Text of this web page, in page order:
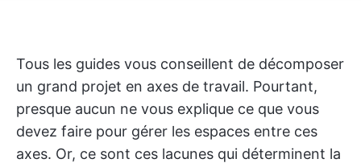
Tous les guides vous conseillent de décomposer
un grand projet en axes de travail. Pourtant,
presque aucun ne vous explique ce que vous
devez faire pour gérer les espaces entre ces
axes. Or, ce sont ces lacunes qui déterminent la